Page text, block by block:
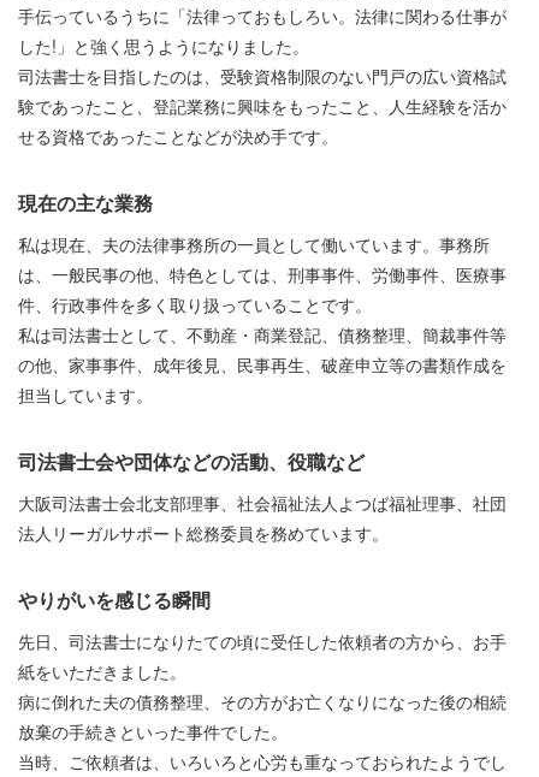
手伝っているうちに「法律っておもしろい。法律に関わる仕事が
した!」と強く思うようになりました。
司法書士を目指したのは、受験資格制限のない門戸の広い資格試
験であったこと、登記業務に興味をもったこと、人生経験を活か
せる資格であったことなどが決め手です。
現在の主な業務
私は現在、夫の法律事務所の一員として働いています。事務所
は、一般民事の他、特色としては、刑事事件、労働事件、医療事
件、行政事件を多く取り扱っていることです。
私は司法書士として、不動産・商業登記、債務整理、簡裁事件等
の他、家事事件、成年後見、民事再生、破産申立等の書類作成を
担当しています。
司法書士会や団体などの活動、役職など
大阪司法書士会北支部理事、社会福祉法人よつば福祉理事、社団
法人リーガルサポート総務委員を務めています。
やりがいを感じる瞬間
先日、司法書士になりたての頃に受任した依頼者の方から、お手
紙をいただきました。
病に倒れた夫の債務整理、その方がお亡くなりになった後の相続
放棄の手続きといった事件でした。
当時、ご依頼者は、いろいろと心労も重なっておられたようでし